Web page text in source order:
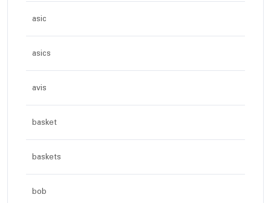
asic
asics
avis
basket
baskets
bob